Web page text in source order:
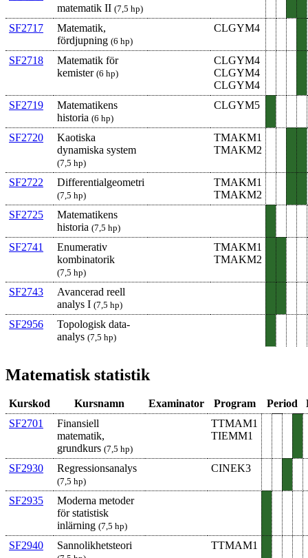
matematik II (7,5 hp)
SF2717
Matematik,
fördjupning (6 hp)
CLGYM4
SF2718
Matematik för
kemister (6 hp)
CLGYM4
CLGYM4
CLGYM4
SF2719
Matematikens
historia (6 hp)
CLGYM5
SF2720
Kaotiska
dynamiska system
(7,5 hp)
TMAKM1
TMAKM2
SF2722 Differentialgeometri
(7,5 hp)
TMAKM1
TMAKM2
SF2725
Matematikens
historia (7,5 hp)
SF2741
Enumerativ
kombinatorik
(7,5 hp)
TMAKM1
TMAKM2
SF2743
Avancerad reell
analys I (7,5 hp)
SF2956
Topologisk data­
analys (7,5 hp)
Matematisk statistik
Kurskod Kursnamn Examinator Program Period
SF2701
Finansiell
matematik,
grundkurs (7,5 hp)
TTMAM1
TIEMM1
SF2930 Regressionsanalys
(7,5 hp)
CINEK3
SF2935
Moderna metoder
för statistisk
inlärning (7,5 hp)
SF2940 Sannolikhetsteori TTMAM1